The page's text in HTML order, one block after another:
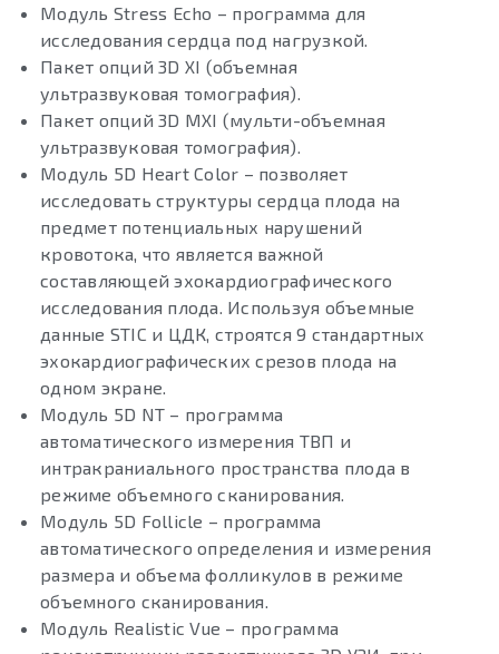
Модуль Stress Echo – программа для
исследования сердца под нагрузкой.
Пакет опций 3D XI (объемная
ультразвуковая томография).
Пакет опций 3D MXI (мульти-объемная
ультразвуковая томография).
Модуль 5D Heart Color – позволяет
исследовать структуры сердца плода на
предмет потенциальных нарушений
кровотока, что является важной
составляющей эхокардиографического
исследования плода. Используя объемные
данные STIC и ЦДК, строятся 9 стандартных
эхокардиографических срезов плода на
одном экране.
Модуль 5D NT – программа
автоматического измерения ТВП и
интракраниального пространства плода в
режиме объемного сканирования.
Модуль 5D Follicle – программа
автоматического определения и измерения
размера и объема фолликулов в режиме
объемного сканирования.
Модуль Realistic Vue – программа